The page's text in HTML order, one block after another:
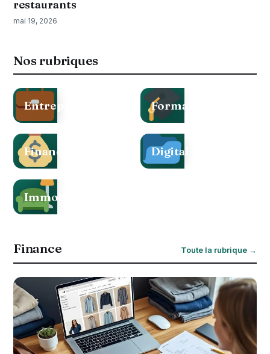
restaurants
mai 19, 2026
Nos rubriques
Entreprise Formation
Finance Digital
Immobilier
Finance Toute la rubrique →